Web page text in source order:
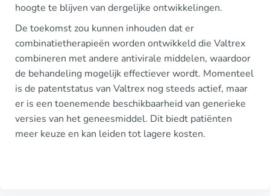
hoogte te blijven van dergelijke ontwikkelingen.
De toekomst zou kunnen inhouden dat er
combinatietherapieën worden ontwikkeld die Valtrex
combineren met andere antivirale middelen, waardoor
de behandeling mogelijk effectiever wordt. Momenteel
is de patentstatus van Valtrex nog steeds actief, maar
er is een toenemende beschikbaarheid van generieke
versies van het geneesmiddel. Dit biedt patiënten
meer keuze en kan leiden tot lagere kosten.